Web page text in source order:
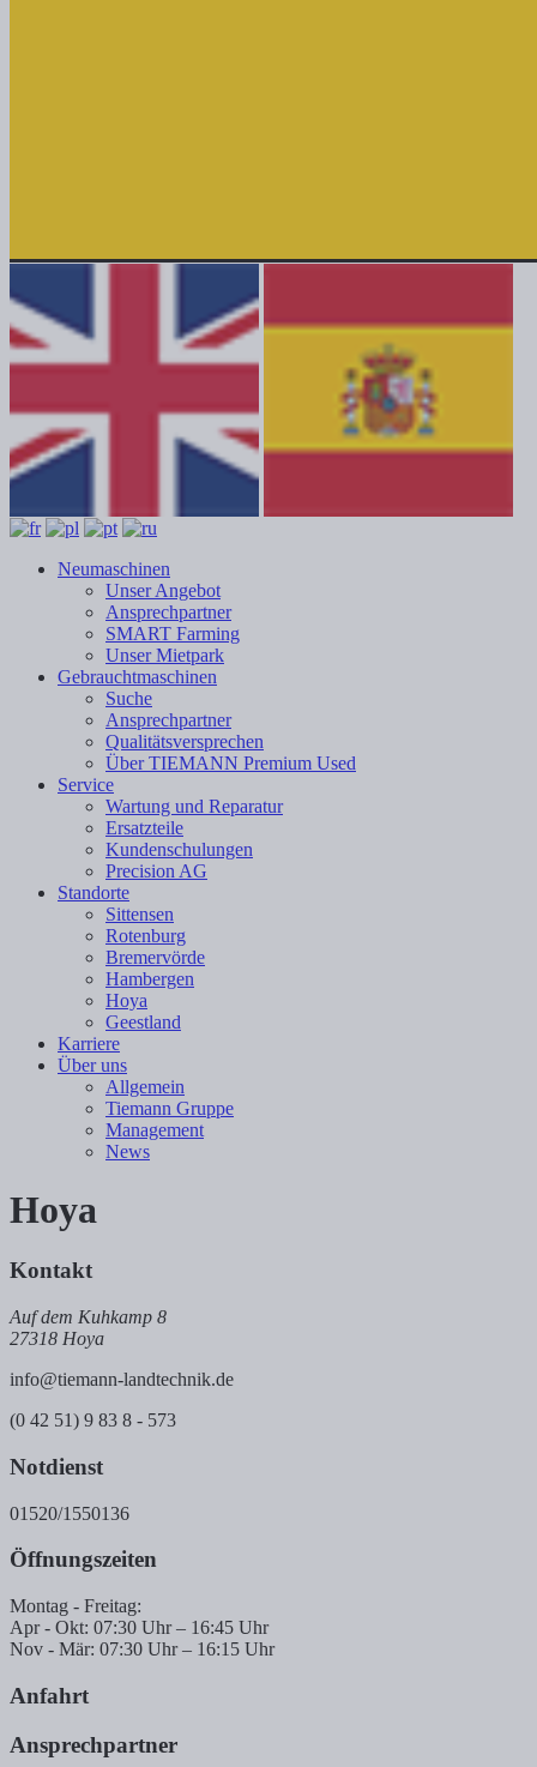
Neumaschinen
Unser Angebot
Ansprechpartner
SMART Farming
Unser Mietpark
Gebrauchtmaschinen
Suche
Ansprechpartner
Qualitätsversprechen
Über TIEMANN Premium Used
Service
Wartung und Reparatur
Ersatzteile
Kundenschulungen
Precision AG
Standorte
Sittensen
Rotenburg
Bremervörde
Hambergen
Hoya
Geestland
Karriere
Über uns
Allgemein
Tiemann Gruppe
Management
News
Hoya
Kontakt
Auf dem Kuhkamp 8
27318 Hoya
info@tiemann-landtechnik.de
(0 42 51) 9 83 8 - 573
Notdienst
01520/1550136
Öffnungszeiten
Montag - Freitag:
Apr - Okt: 07:30 Uhr – 16:45 Uhr
Nov - Mär: 07:30 Uhr – 16:15 Uhr
Anfahrt
Ansprechpartner